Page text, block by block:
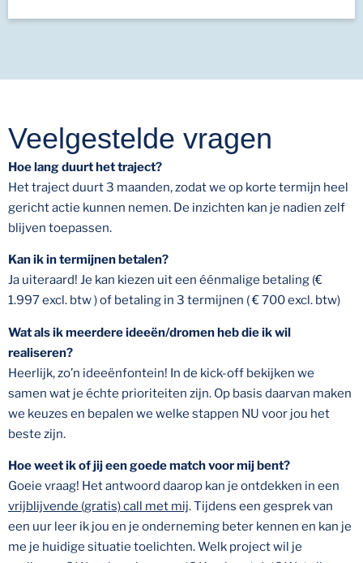
Veelgestelde vragen
Hoe lang duurt het traject?
Het traject duurt 3 maanden, zodat we op korte termijn heel
gericht actie kunnen nemen. De inzichten kan je nadien zelf
blijven toepassen.
Kan ik in termijnen betalen?
Ja uiteraard! Je kan kiezen uit een éénmalige betaling (€
1.997 excl. btw ) of betaling in 3 termijnen ( € 700 excl. btw)
Wat als ik meerdere ideeën/dromen heb die ik wil
realiseren?
Heerlijk, zo’n ideeënfontein! In de kick-off bekijken we
samen wat je échte prioriteiten zijn. Op basis daarvan maken
we keuzes en bepalen we welke stappen NU voor jou het
beste zijn.
Hoe weet ik of jij een goede match voor mij bent?
Goeie vraag! Het antwoord daarop kan je ontdekken in een
vrijblijvende (gratis) call met mij. Tijdens een gesprek van
een uur leer ik jou en je onderneming beter kennen en kan je
me je huidige situatie toelichten. Welk project wil je